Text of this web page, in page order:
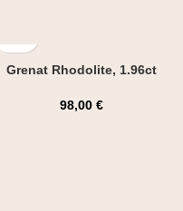
Grenat Rhodolite, 1.96ct
98,00 €